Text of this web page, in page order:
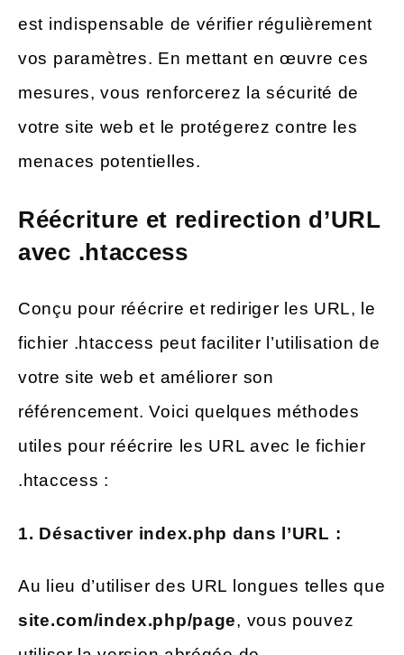
est indispensable de vérifier régulièrement
vos paramètres. En mettant en œuvre ces
mesures, vous renforcerez la sécurité de
votre site web et le protégerez contre les
menaces potentielles.
Réécriture et redirection d’URL
avec .htaccess
Conçu pour réécrire et rediriger les URL, le
fichier .htaccess peut faciliter l’utilisation de
votre site web et améliorer son
référencement. Voici quelques méthodes
utiles pour réécrire les URL avec le fichier
.htaccess :
1. Désactiver index.php dans l’URL :
Au lieu d’utiliser des URL longues telles que
site.com/index.php/page, vous pouvez